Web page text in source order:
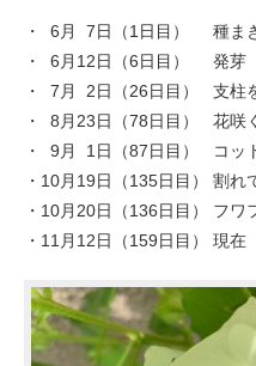
・ 6月 7日（1日目） 種ま
・ 6月12日（6日目） 発芽
・ 7月 2日（26日目） 支柱
・ 8月23日（78日目） 花咲く
・ 9月 1日（87日目） コッ
・10月19日（135日目） 割れ
・10月20日（136日目） フワ
・11月12日（159日目） 現在